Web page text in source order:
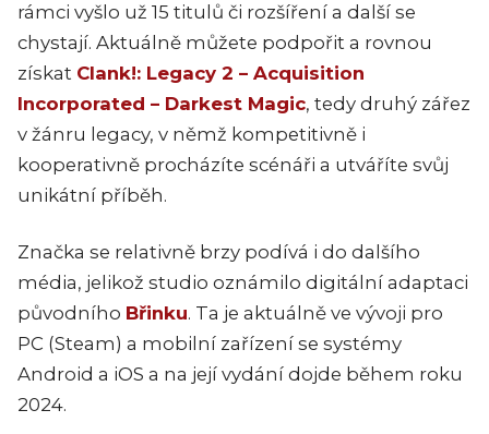
rámci vyšlo už 15 titulů či rozšíření a další se
chystají. Aktuálně můžete podpořit a rovnou
získat Clank!: Legacy 2 – Acquisition
Incorporated – Darkest Magic, tedy druhý zářez
v žánru legacy, v němž kompetitivně i
kooperativně procházíte scénáři a utváříte svůj
unikátní příběh.
Značka se relativně brzy podívá i do dalšího
média, jelikož studio oznámilo digitální adaptaci
původního Břinku. Ta je aktuálně ve vývoji pro
PC (Steam) a mobilní zařízení se systémy
Android a iOS a na její vydání dojde během roku
2024.